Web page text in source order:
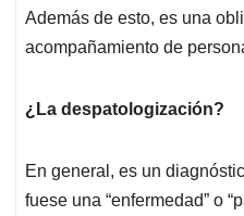
Además de esto, es una
acompañamiento de
¿La despatologización?
En general, es un
fuese una “enfermedad” o